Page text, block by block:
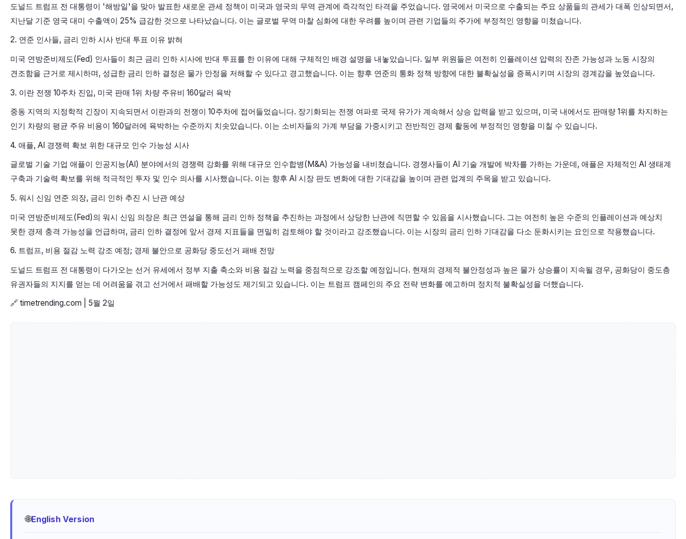
도널드 트럼프 전 대통령이 '해방일'을 맞아 발표한 새로운 관세 정책이 미국과 영국의 무역 관계에 즉각적인 타격을 주었습니다. 영국에서 미국으로 수출되는 주요 상품들의 관세가 대폭 인상되면서,
지난달 기준 영국 대미 수출액이 25% 급감한 것으로 나타났습니다. 이는 글로벌 무역 마찰 심화에 대한 우려를 높이며 관련 기업들의 주가에 부정적인 영향을 미쳤습니다.
2. 연준 인사들, 금리 인하 시사 반대 투표 이유 밝혀
미국 연방준비제도(Fed) 인사들이 최근 금리 인하 시사에 반대 투표를 한 이유에 대해 구체적인 배경 설명을 내놓았습니다. 일부 위원들은 여전히 인플레이션 압력의 잔존 가능성과 노동 시장의
견조함을 근거로 제시하며, 성급한 금리 인하 결정은 물가 안정을 저해할 수 있다고 경고했습니다. 이는 향후 연준의 통화 정책 방향에 대한 불확실성을 증폭시키며 시장의 경계감을 높였습니다.
3. 이란 전쟁 10주차 진입, 미국 판매 1위 차량 주유비 160달러 육박
중동 지역의 지정학적 긴장이 지속되면서 이란과의 전쟁이 10주차에 접어들었습니다. 장기화되는 전쟁 여파로 국제 유가가 계속해서 상승 압력을 받고 있으며, 미국 내에서도 판매량 1위를 차지하는
인기 차량의 평균 주유 비용이 160달러에 육박하는 수준까지 치솟았습니다. 이는 소비자들의 가계 부담을 가중시키고 전반적인 경제 활동에 부정적인 영향을 미칠 수 있습니다.
4. 애플, AI 경쟁력 확보 위한 대규모 인수 가능성 시사
글로벌 기술 기업 애플이 인공지능(AI) 분야에서의 경쟁력 강화를 위해 대규모 인수합병(M&A) 가능성을 내비쳤습니다. 경쟁사들이 AI 기술 개발에 박차를 가하는 가운데, 애플은 자체적인 AI 생태계
구축과 기술력 확보를 위해 적극적인 투자 및 인수 의사를 시사했습니다. 이는 향후 AI 시장 판도 변화에 대한 기대감을 높이며 관련 업계의 주목을 받고 있습니다.
5. 워시 신임 연준 의장, 금리 인하 추진 시 난관 예상
미국 연방준비제도(Fed)의 워시 신임 의장은 최근 연설을 통해 금리 인하 정책을 추진하는 과정에서 상당한 난관에 직면할 수 있음을 시사했습니다. 그는 여전히 높은 수준의 인플레이션과 예상치
못한 경제 충격 가능성을 언급하며, 금리 인하 결정에 앞서 경제 지표들을 면밀히 검토해야 할 것이라고 강조했습니다. 이는 시장의 금리 인하 기대감을 다소 둔화시키는 요인으로 작용했습니다.
6. 트럼프, 비용 절감 노력 강조 예정; 경제 불안으로 공화당 중도선거 패배 전망
도널드 트럼프 전 대통령이 다가오는 선거 유세에서 정부 지출 축소와 비용 절감 노력을 중점적으로 강조할 예정입니다. 현재의 경제적 불안정성과 높은 물가 상승률이 지속될 경우, 공화당이 중도층
유권자들의 지지를 얻는 데 어려움을 겪고 선거에서 패배할 가능성도 제기되고 있습니다. 이는 트럼프 캠페인의 주요 전략 변화를 예고하며 정치적 불확실성을 더했습니다.
🔗 timetrending.com | 5월 2일
🌐English Version